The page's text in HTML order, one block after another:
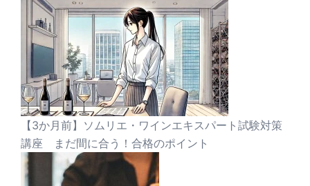
【3か月前】ソムリエ・ワインエキスパート試験対策
講座 まだ間に合う！合格のポイント